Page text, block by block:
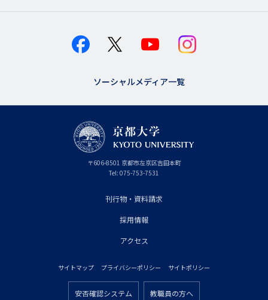
ソーシャルメディア一覧
〒606-8501 京
都
府
京都市左京区吉田本町
Tel: 075-753-7531
刊行物・資料請求
採用情報
アクセス
サイトマップ プライバシーポリシー サイトポリシー
安否確認システム 教職員の方へ